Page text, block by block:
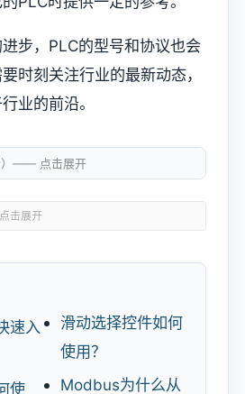
步，PLC的型号和协议也会
时刻关注行业的最新动态，
业的前沿。
）—— 点击展开
击展开
速入
使
滑动选择控件如何
使用？
Modbus为什么从